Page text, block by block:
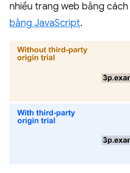
nhiều trang web bằng cách
bằng JavaScript.